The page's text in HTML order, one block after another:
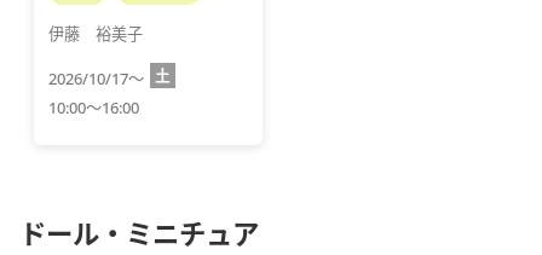
伊藤　裕美子
2026/10/17～ 土
10:00～16:00
ドール・ミニチュア